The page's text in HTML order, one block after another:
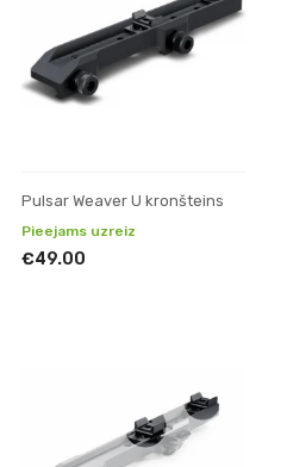
Pulsar Weaver U kronšteins
Pieejams uzreiz
€49.00